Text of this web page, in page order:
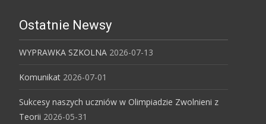
Ostatnie Newsy
WYPRAWKA SZKOLNA 2026-07-13
Komunikat 2026-07-01
Sukcesy naszych uczniów w Olimpiadzie Zwolnieni z
Teorii 2026-05-31